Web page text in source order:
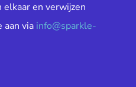
en verwijzen
aan via info@sparkle-